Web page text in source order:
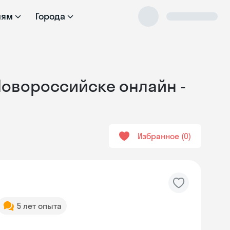
Города
онлайн -
Избранное 0
5 лет опыта